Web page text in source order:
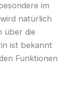
im
natürlich
über die
ist bekannt
Funktionen